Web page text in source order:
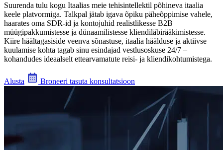
Suurenda tulu kogu Itaalias meie tehisintellektil põhineva itaalia
keele platvormiga. Talkpal jätab igava õpiku päheõppimise vahele,
haarates oma SDR-id ja kontojuhid realistlikesse B2B
müügipakkumistesse ja dünaamilistesse kliendiläbirääkimistesse.
Kiire häältagasiside veenva sõnastuse, itaalia häälduse ja aktiivse
kuulamise kohta tagab sinu esindajad vestlusoskuse 24/7 –
kohandudes ideaalselt ettearvamatute reisi- ja kliendikohtumistega.
Alusta Broneeri tasuta konsultatsioon